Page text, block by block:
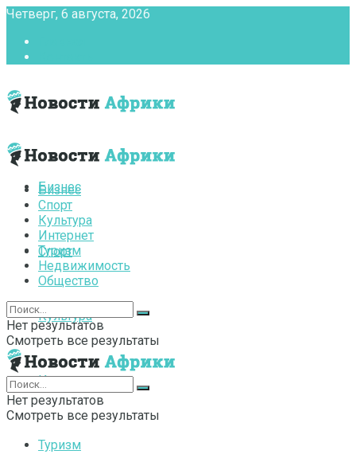
Четверг, 6 августа, 2026
Бизнес
Спорт
Культура
Интернет
Туризм
Бизнес
Спорт
Культура
Интернет
Туризм
Недвижимость
Общество
Нет результатов
Смотреть все результаты
Нет результатов
Смотреть все результаты